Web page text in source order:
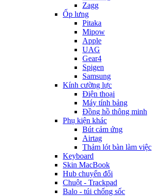
Zagg
Ốp lưng
Pitaka
Mipow
Apple
UAG
Gear4
Spigen
Samsung
Kính cường lực
Điện thoại
Máy tính bảng
Đồng hồ thông minh
Phụ kiện khác
Bút cảm ứng
Airtag
Thảm lót bàn làm việc
Keyboard
Skin MacBook
Hub chuyển đổi
Chuột - Trackpad
Balo - túi chống sốc